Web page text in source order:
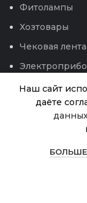
Фитолампы
Хозтовары
Чековая лента
Наш сайт
даёте
Гако
Магазин